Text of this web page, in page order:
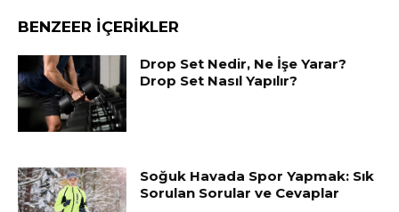
BENZEER İÇERİKLER
Drop Set Nedir, Ne İşe Yarar?
Drop Set Nasıl Yapılır?
Soğuk Havada Spor Yapmak: Sık
Sorulan Sorular ve Cevaplar